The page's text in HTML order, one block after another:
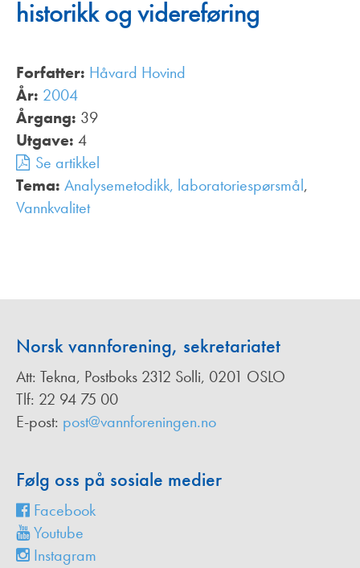
historikk og videreføring
Forfatter: Håvard Hovind
År: 2004
Årgang: 39
Utgave: 4
Se artikkel
Tema: Analysemetodikk, laboratoriespørsmål,
Vannkvalitet,
Norsk vannforening, sekretariatet
Att: Tekna, Postboks 2312 Solli, 0201 OSLO
Tlf: 22 94 75 00
E-post: post@vannforeningen.no
Følg oss på sosiale medier
Facebook
Youtube
Instagram